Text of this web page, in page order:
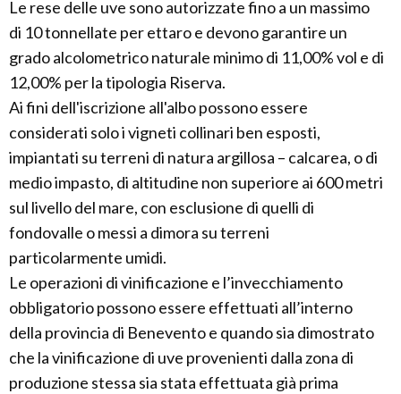
Le rese delle uve sono autorizzate fino a un massimo
di 10 tonnellate per ettaro e devono garantire un
grado alcolometrico naturale minimo di 11,00% vol e di
12,00% per la tipologia Riserva.
Ai fini dell'iscrizione all'albo possono essere
considerati solo i vigneti collinari ben esposti,
impiantati su terreni di natura argillosa – calcarea, o di
medio impasto, di altitudine non superiore ai 600 metri
sul livello del mare, con esclusione di quelli di
fondovalle o messi a dimora su terreni
particolarmente umidi.
Le operazioni di vinificazione e l’invecchiamento
obbligatorio possono essere effettuati all’interno
della provincia di Benevento e quando sia dimostrato
che la vinificazione di uve provenienti dalla zona di
produzione stessa sia stata effettuata già prima